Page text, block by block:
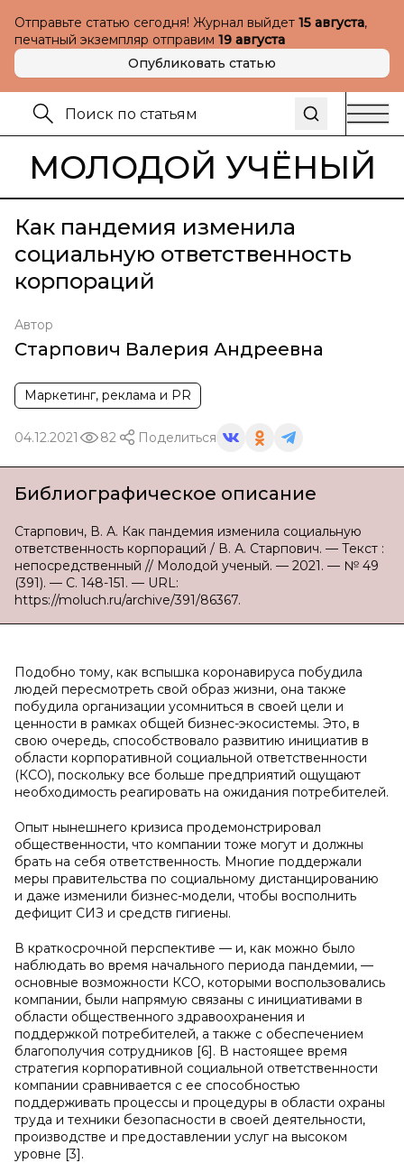
Отправьте статью сегодня! Журнал выйдет 15 августа,
печатный экземпляр отправим 19 августа
Опубликовать статью
МОЛОДОЙ УЧЁНЫЙ
Как пандемия изменила
социальную ответственность
корпораций
Автор
Старпович Валерия Андреевна
Маркетинг, реклама и PR
04.12.2021 82 Поделиться
Библиографическое описание
Старпович, В. А. Как пандемия изменила социальную
ответственность корпораций / В. А. Старпович. — Текст :
непосредственный // Молодой ученый. — 2021. — № 49
(391). — С. 148-151. — URL:
https://moluch.ru/archive/391/86367.
Подобно тому, как вспышка коронавируса побудила
людей пересмотреть свой образ жизни, она также
побудила организации усомниться в своей цели и
ценности в рамках общей бизнес-экосистемы. Это, в
свою очередь, способствовало развитию инициатив в
области корпоративной социальной ответственности
(КСО), поскольку все больше предприятий ощущают
необходимость реагировать на ожидания потребителей.
Опыт нынешнего кризиса продемонстрировал
общественности, что компании тоже могут и должны
брать на себя ответственность. Многие поддержали
меры правительства по социальному дистанцированию
и даже изменили бизнес-модели, чтобы восполнить
дефицит СИЗ и средств гигиены.
В краткосрочной перспективе — и, как можно было
наблюдать во время начального периода пандемии, —
основные возможности КСО, которыми воспользовались
компании, были напрямую связаны с инициативами в
области общественного здравоохранения и
поддержкой потребителей, а также с обеспечением
благополучия сотрудников [6]. В настоящее время
стратегия корпоративной социальной ответственности
компании сравнивается с ее способностью
поддерживать процессы и процедуры в области охраны
труда и техники безопасности в своей деятельности,
производстве и предоставлении услуг на высоком
уровне [3].